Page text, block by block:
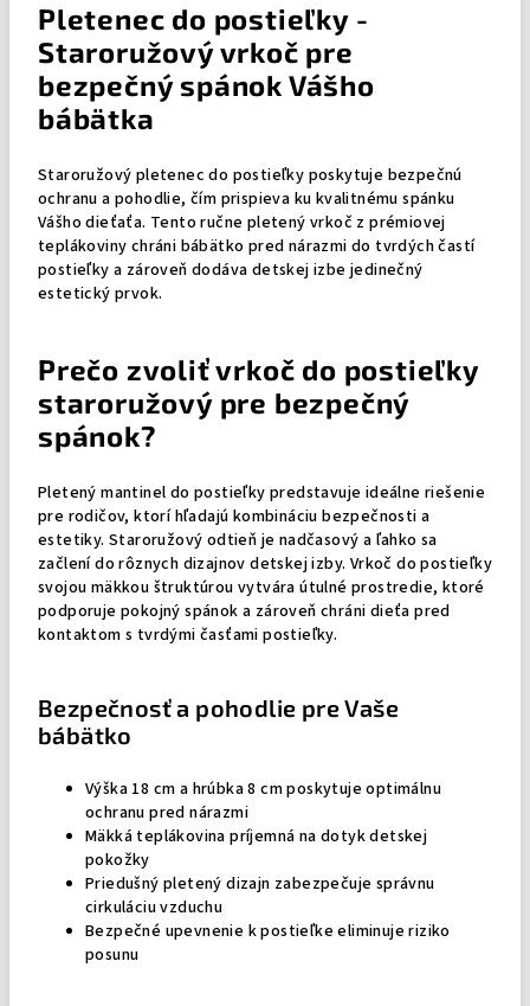
Pletenec do postieľky -
Staroružový vrkoč pre
bezpečný spánok Vášho
bábätka
Staroružový pletenec do postieľky poskytuje bezpečnú
ochranu a pohodlie, čím prispieva ku kvalitnému spánku
Vášho dieťaťa. Tento ručne pletený vrkoč z prémiovej
teplákoviny chráni bábätko pred nárazmi do tvrdých častí
postieľky a zároveň dodáva detskej izbe jedinečný
estetický prvok.
Prečo zvoliť vrkoč do postieľky
staroružový pre bezpečný
spánok?
Pletený mantinel do postieľky predstavuje ideálne riešenie
pre rodičov, ktorí hľadajú kombináciu bezpečnosti a
estetiky. Staroružový odtieň je nadčasový a ľahko sa
začlení do rôznych dizajnov detskej izby. Vrkoč do postieľky
svojou mäkkou štruktúrou vytvára útulné prostredie, ktoré
podporuje pokojný spánok a zároveň chráni dieťa pred
kontaktom s tvrdými časťami postieľky.
Bezpečnosť a pohodlie pre Vaše
bábätko
Výška 18 cm a hrúbka 8 cm poskytuje optimálnu
ochranu pred nárazmi
Mäkká teplákovina príjemná na dotyk detskej
pokožky
Priedušný pletený dizajn zabezpečuje správnu
cirkuláciu vzduchu
Bezpečné upevnenie k postieľke eliminuje riziko
posunu